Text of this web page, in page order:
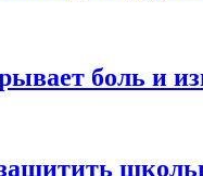
боль и